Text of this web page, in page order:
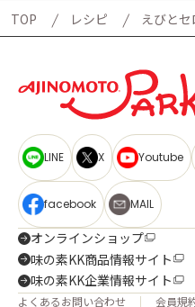
TOP レシピ えびと
LINE X Youtube
facebook MAIL
オンラインショップ
味の素KK商品情報サイト
味の素KK企業情報サイト
よくあるお問い合わせ 会員規